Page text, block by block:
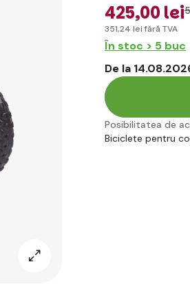
425,00 lei
351,24 lei fără TVA
În stoc > 5 buc
De la
Posibilitatea de
Biciclete pentru